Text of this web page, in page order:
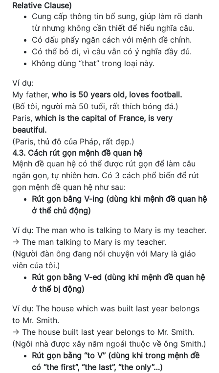
Relative Clause)
Cung cấp thông tin bổ sung, giúp làm rõ danh
từ nhưng không cần thiết để hiểu nghĩa câu.
Có dấu phẩy ngăn cách với mệnh đề chính.
Có thể bỏ đi, vì câu vẫn có ý nghĩa đầy đủ.
Không dùng “that” trong loại này.
Ví dụ:
My father, who is 50 years old, loves football.
(Bố tôi, người mà 50 tuổi, rất thích bóng đá.)
Paris, which is the capital of France, is very
beautiful.
(Paris, thủ đô của Pháp, rất đẹp.)
4.3. Cách rút gọn mệnh đề quan hệ
Mệnh đề quan hệ có thể được rút gọn để làm câu
ngắn gọn, tự nhiên hơn. Có 3 cách phổ biến để rút
gọn mệnh đề quan hệ như sau:
Rút gọn bằng V-ing (dùng khi mệnh đề quan hệ
ở thể chủ động)
Ví dụ: The man who is talking to Mary is my teacher.
→ The man talking to Mary is my teacher.
(Người đàn ông đang nói chuyện với Mary là giáo
viên của tôi.)
Rút gọn bằng V-ed (dùng khi mệnh đề quan hệ
ở thể bị động)
Ví dụ: The house which was built last year belongs
to Mr. Smith.
→ The house built last year belongs to Mr. Smith.
(Ngôi nhà được xây năm ngoái thuộc về ông Smith.)
Rút gọn bằng “to V” (dùng khi trong mệnh đề
có “the first”, “the last”, “the only”…)